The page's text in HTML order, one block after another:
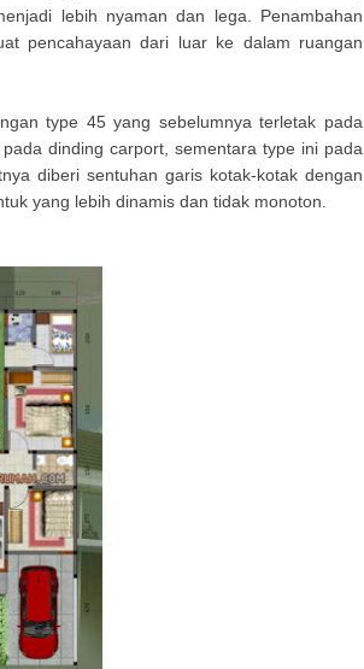
lebih nyaman dan lega. Penambahan
pencahayaan dari luar ke dalam ruangan
type 45 yang sebelumnya terletak pada
dinding carport, sementara type ini pada
diberi sentuhan garis kotak-kotak dengan
yang lebih dinamis dan tidak monoton.